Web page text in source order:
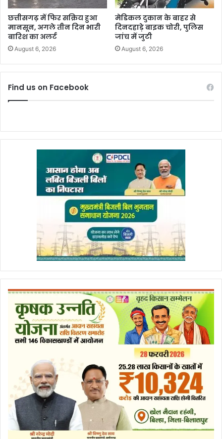
छत्तीसगढ़ में फिर सक्रिय हुआ
मानसून, अगले तीन दिन भारी
बारिश का अलर्ट
August 6, 2026
मेडिकल दुकान के बाहर से
दिनदहाड़े बाइक चोरी, पुलिस
जांच में जुटी
August 6, 2026
Find us on Facebook